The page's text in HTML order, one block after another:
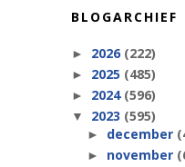
BLOGARCHIEF
► 2026 (222)
► 2025 (485)
► 2024 (596)
▼ 2023 (595)
► december
► november